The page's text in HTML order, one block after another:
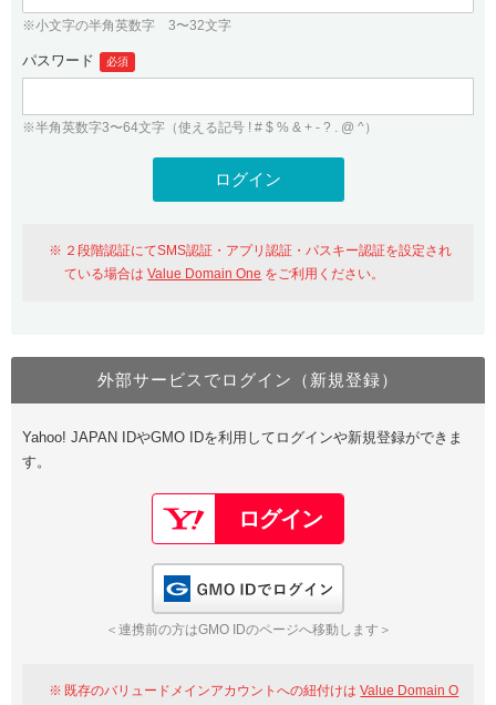
プレミアムドメイン
人気ドメインの種類
WHOIS検索
バリュードメインAPI
ドメイン・ホスティングOEM
従来のバリュードメインをご利用希望の方
Value Domainにログイン
おすすめ One レンタルサーバーを含む最新の機能を使う方
Value Domain Oneにログイン
Google
GMO ID Amazon
※AmazonはValue Domain Oneのログイン画面へ遷移します
ユーザー登録
Value Domain Oneアカウント作成
以下でも登録可能
Google Yahoo!
GMO ID
※小文字の半角英数字 3〜32文字
パスワード 必須
※半角英数字3〜64文字（使える記号 ! # $ % & + - ? . @ ^）
２段階認証にてSMS認証・アプリ認証・パスキー認証を設定され
ている場合はValue Domain One をご利用ください。
外部サービスでログイン（新規登録）
Yahoo! JAPAN IDやGMO IDを利用してログインや新規登録ができま
す。
＜連携前の方はGMO IDのページへ移動します＞
既存のバリュードメインアカウントへの紐付けはValue Domain O